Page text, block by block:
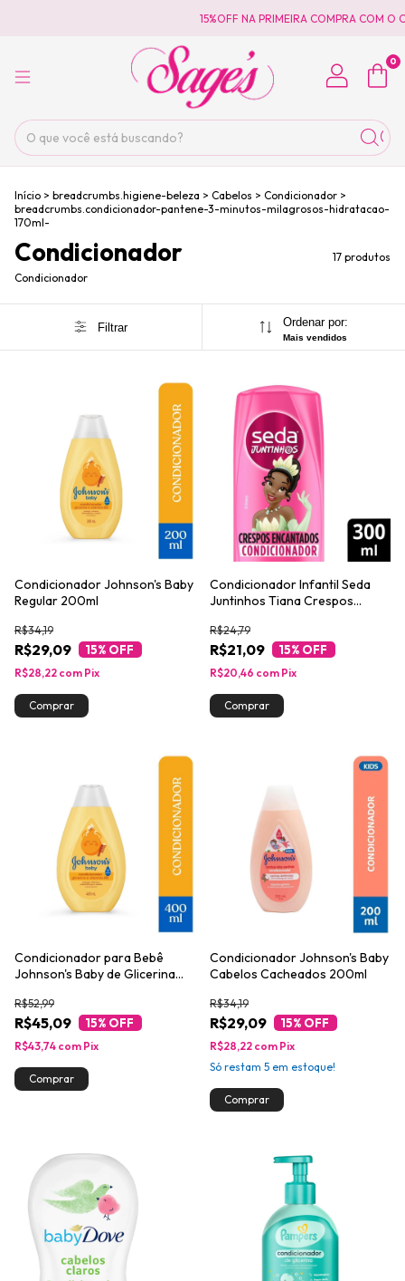
15%OFF NA PRIMEIRA COMPRA COM O
0
Início > breadcrumbs.higiene-beleza > Cabelos > Condicionador >
breadcrumbs.condicionador-pantene-3-minutos-milagrosos-hidratacao-
170ml-
Condicionador
17 produtos
Condicionador
Filtrar Ordenar por:
Mais vendidos
Condicionador Johnson's Baby
Regular 200ml
R$29,09
R$34,19
15% OFF
R$28,22 com Pix
Condicionador Infantil Seda
Juntinhos Tiana Crespos
R$21,09
R$24,79
15% OFF
R$20,46 com Pix
Condicionador para Bebê
Johnson's Baby de Glicerina
R$45,09
R$52,99
15% OFF
R$43,74 com Pix
Condicionador Johnson's Baby
Cabelos Cacheados 200ml
R$29,09
R$34,19
15% OFF
R$28,22 com Pix
Só restam 5 em estoque!